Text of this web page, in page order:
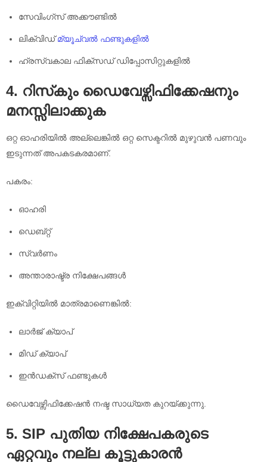
സേവിംഗ്സ് അക്കൗണ്ടിൽ
ലിക്വിഡ്മ്യൂച്വൽ ഫണ്ടുകളിൽ
ഹ്രസ്വകാല ഫിക്സഡ് ഡിപ്പോസിറ്റുകളിൽ
4. റിസ്‌കും ഡൈവേഴ്സിഫിക്കേഷനും
മനസ്സിലാക്കുക
ഒറ്റ ഓഹരിയിൽ അല്ലെങ്കിൽ ഒറ്റ സെക്ടറിൽ മുഴുവൻ പണവും
ഇടുന്നത് അപകടകരമാണ്.
പകരം:
ഓഹരി
ഡെബ്റ്റ്
സ്വർണം
അന്താരാഷ്ട്ര നിക്ഷേപങ്ങൾ
ഇക്വിറ്റിയിൽ മാത്രമാണെങ്കിൽ:
ലാർജ് ക്യാപ്
മിഡ് ക്യാപ്
ഇൻഡക്സ് ഫണ്ടുകൾ
ഡൈവേഴ്സിഫിക്കേഷൻ നഷ്ട സാധ്യത കുറയ്ക്കുന്നു.
5. SIP പുതിയ നിക്ഷേപകരുടെ
ഏറ്റവും നല്ല കൂട്ടുകാരൻ